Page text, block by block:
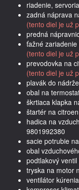
riadenie,
zadná náprava
(tento diel je už
predná
ťažné
(tento diel je už
prevodovka na
(tento diel je už
plavák do
obal na
škrtiaca klapka
štartér na
hadica na
9801992380
sacie potrubie
obal
podtlakový
tryska na motor
ventilátor